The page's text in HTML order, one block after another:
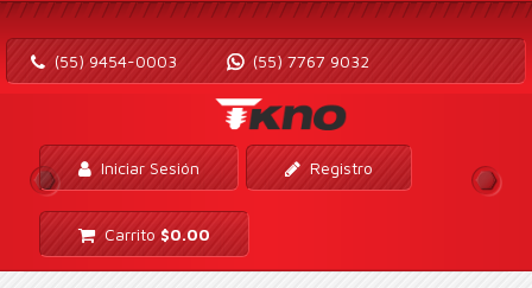
(55) 9454-0003 (55) 7767 9032
Iniciar Sesión Registro
Carrito $0.00